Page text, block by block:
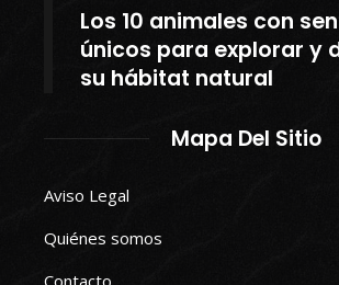
Los 10 animales con
únicos para explorar y
su hábitat natural
Mapa Del Sitio
Aviso Legal
Quiénes somos
Contacto